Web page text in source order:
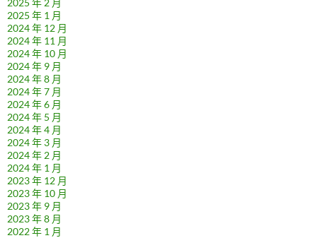
2025 年 2 月
2025 年 1 月
2024 年 12 月
2024 年 11 月
2024 年 10 月
2024 年 9 月
2024 年 8 月
2024 年 7 月
2024 年 6 月
2024 年 5 月
2024 年 4 月
2024 年 3 月
2024 年 2 月
2024 年 1 月
2023 年 12 月
2023 年 10 月
2023 年 9 月
2023 年 8 月
2022 年 1 月